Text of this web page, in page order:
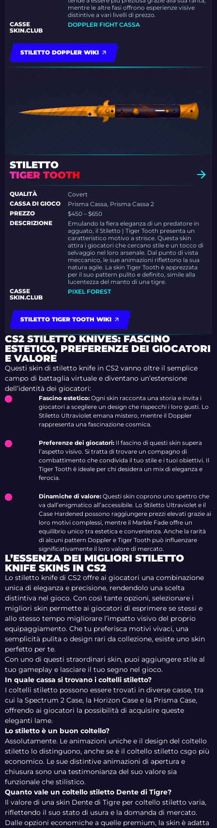
mentre le altre fasi offrono esperienze visive
distintive a vari livelli di prezzo.
CASSE
SKIN.CLUB
DOPPLER FIGHT CASSA
STILETTO DOPPLER WIKI
STILETTO
TIGER TOOTH
QUALITÀ
Covert
CASSA DI GIOCO
Prisma Cassa, Prisma Cassa 2
PREZZO
$450 – $650
DESCRIZIONE
Emulando la fiera eleganza di un predatore in
agguato, il Stiletto | Tiger Tooth presenta un
caratteristico motivo a strisce.Questa skin
attira i giocatori che cercano stile e un tocco di
selvaggio nel loro arsenale. Dal punto di vista
meccanico, le sue animazioni riflettono la sua
natura agile. La skin Tiger Tooth è apprezzata
per il suo pattern pulito e definito, simile alla
lucentezza del manto di una tigre.
CASSE
SKIN.CLUB
PIXEL FOREST
STILETTO TIGER TOOTH WIKI
CS2 STILETTO KNIVES: FASCINO
ESTETICO, PREFERENZE DEI GIOCATORI
E VALORE
Questi skin di stiletto knife in CS2 vanno oltre il semplice
campo di battaglia virtuale e diventano un’estensione
dell’identità dei giocatori:
Fascino estetico: Ogni skin racconta una storia e invita i
giocatori a scegliere un design che rispecchi i loro gusti. Lo
Stiletto Ultraviolet emana mistero, mentre il Doppler
rappresenta una fascinazione cosmica.
Preferenze dei giocatori: Il fascino di questi skin supera
l’aspetto visivo. Si tratta di trovare un compagno di
combattimento che condivida il tuo stile e i tuoi obiettivi. Il
Tiger Tooth è ideale per chi desidera un mix di eleganza e
ferocia.
Dinamiche di valore: Questi skin coprono uno spettro che
va dall’enigmatico all’accessibile. Lo Stiletto Ultraviolet e il
Case Hardened possono raggiungere prezzi elevati grazie ai
loro motivi complessi, mentre il Marble Fade offre un
equilibrio unico tra estetica e convenienza. Anche la rarità
di alcuni pattern Doppler e Tiger Tooth può influenzare
significativamente il loro valore di mercato.
L’ESSENZA DEI MIGLIORI STILETTO
KNIFE SKINS IN CS2
Lo stiletto knife di CS2 offre ai giocatori una combinazione
unica di eleganza e precisione, rendendolo una scelta
distintiva nel gioco. Con così tante opzioni, selezionare i
migliori skin permette ai giocatori di esprimere se stessi e
allo stesso tempo migliorare l’impatto visivo del proprio
equipaggiamento. Che tu preferisca motivi vivaci, una
semplicità pulita o design rari da collezione, esiste uno skin
perfetto per te.
Con uno di questi straordinari skin, puoi aggiungere stile al
tuo gameplay e lasciare il tuo segno nel gioco.
In quale cassa si trovano i coltelli stiletto?
I coltelli stiletto possono essere trovati in diverse casse, tra
cui la Spectrum 2 Case, la Horizon Case e la Prisma Case,
offrendo ai giocatori la possibilità di acquisire queste
eleganti lame.
Lo stiletto è un buon coltello?
Assolutamente. Le animazioni uniche e il design del coltello
stiletto lo distinguono, anche se è il coltello stiletto csgo più
economico. Le sue distintive animazioni di apertura e
chiusura sono una testimonianza del suo valore sia
funzionale che stilistico.
Quanto vale un coltello stiletto Dente di Tigre?
Il valore di una skin Dente di Tigre per coltello stiletto varia,
riflettendo il suo stato di usura e la domanda di mercato.
Dalle opzioni economiche a quelle premium, la skin è adatta